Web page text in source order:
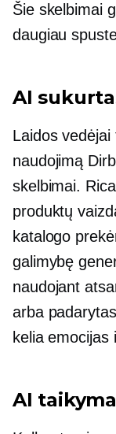
Šie skelbimai
daugiau
AI
Laidos
naudojimą
skelbimai.
produktų
katalogo
galimybę
naudojant
arba
kelia emocijas
AI